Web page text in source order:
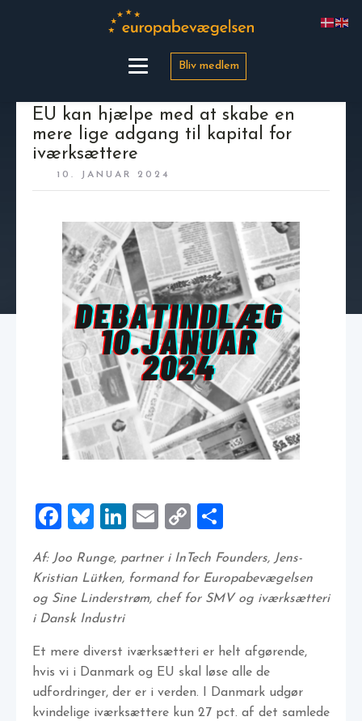
Bliv medlem
EU kan hjælpe med at skabe en
mere lige adgang til kapital for
iværksættere
10. JANUAR 2024
Facebook
Bluesky
LinkedIn
EmailCopy
Af: Joo Runge, partner i InTech Founders, Jens-
Kristian Lütken, formand for Europabevægelsen
og Sine Linderstrøm, chef for SMV og iværksætteri
i Dansk Industri
Et mere diverst iværksætteri er helt afgørende,
hvis vi i Danmark og EU skal løse alle de
udfordringer, der er i verden. I Danmark udgør
kvindelige iværksættere kun 27 pct. af det samlede